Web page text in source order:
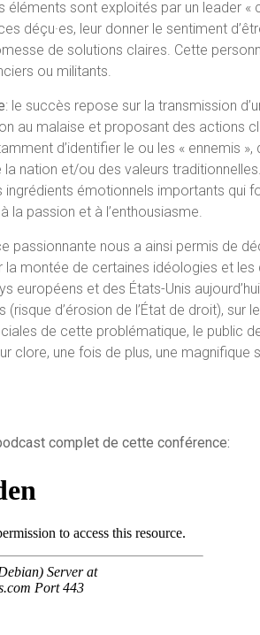
éléments sont exploités par un leader
déçu·es, leur donner le sentiment
de solutions claires. Cette
ou militants.
: le succès repose sur la transmission
au malaise et proposant des actions
d’identifier le ou les « ennemis
la nation et/ou des valeurs
ingrédients émotionnels importants qui
la passion et à l’enthousiasme.
passionnante nous a ainsi permis de
la montée de certaines idéologies et
européens et des États-Unis
(risque d’érosion de l’État de droit), sur
de cette problématique, le public
clore, une fois de plus, une magnifique
complet de cette conférence: